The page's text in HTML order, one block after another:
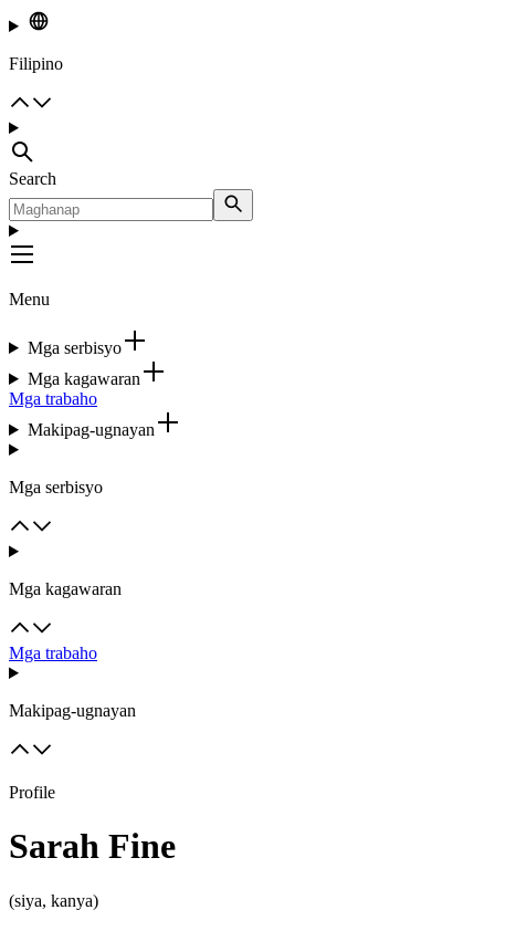
Filipino
Search
Menu
Mga serbisyo
Mga kagawaran
Mga trabaho
Makipag-ugnayan
Mga serbisyo
Mga kagawaran
Mga trabaho
Makipag-ugnayan
Profile
Sarah Fine
(siya, kanya)